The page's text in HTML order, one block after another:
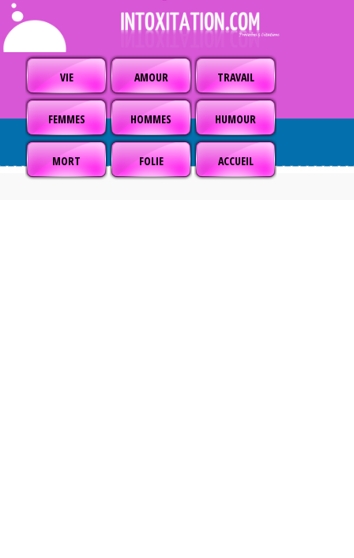
VIE AMOUR TRAVAIL
FEMMES HOMMES HUMOUR
MORT FOLIE ACCUEIL